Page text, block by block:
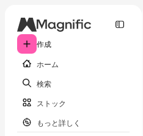
作成
ホーム
検索
ストック
もっと詳しく